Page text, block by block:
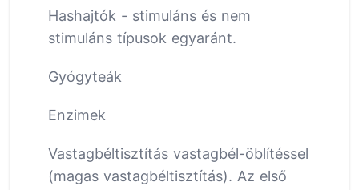
Hashajtók - stimuláns és nem
stimuláns típusok egyaránt.
Gyógyteák
Enzimek
Vastagbéltisztítás vastagbél-öblítéssel
(magas vastagbéltisztítás). Az első